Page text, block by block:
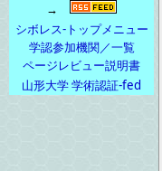
→
シボレス-トップメニュー
学認参加機関／一覧
ページレビュー説明書
山形大学 学術認証-fed